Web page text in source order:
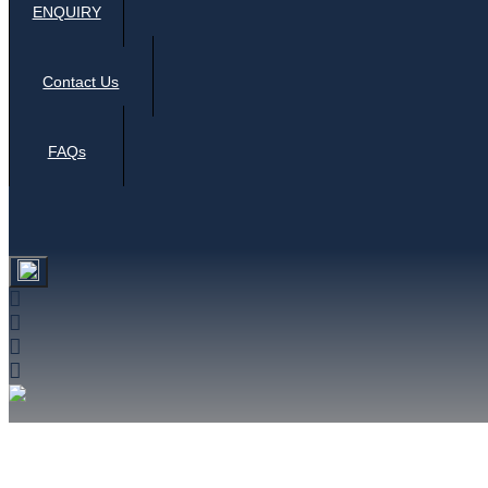
ENQUIRY
Contact Us
FAQs